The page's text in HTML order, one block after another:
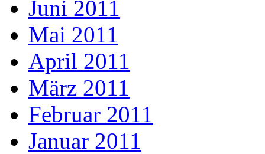
Juni 2011
Mai 2011
April 2011
März 2011
Februar 2011
Januar 2011